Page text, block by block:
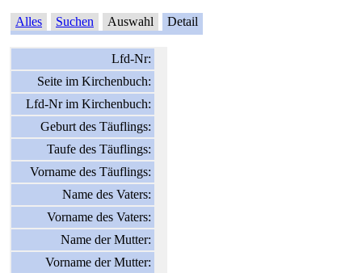
Alles Suchen Auswahl Detail
Lfd-Nr:
Seite im Kirchenbuch:
Lfd-Nr im Kirchenbuch:
Geburt des Täuflings:
Taufe des Täuflings:
Vorname des Täuflings:
Name des Vaters:
Vorname des Vaters:
Name der Mutter:
Vorname der Mutter: